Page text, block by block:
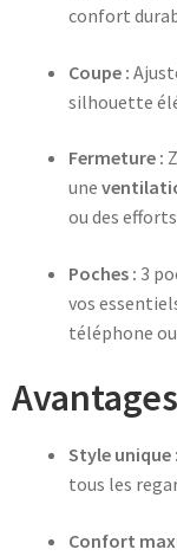
confort
Coupe :
silhouette
Fermeture :
une
ou des
Poches : 3
vos
téléphone ou
Style unique :
tous les
Confort